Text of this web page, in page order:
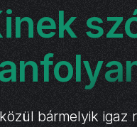
bármelyik igaz